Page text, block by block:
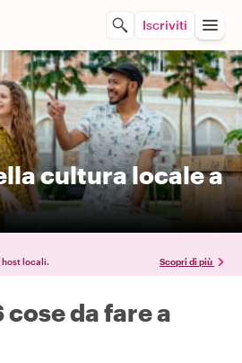
Iscriviti
cultura locale a
locali. Scopri di più
da fare a